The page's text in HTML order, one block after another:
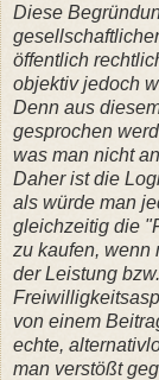
Diese
öffentlich
objektiv jedoch
Denn aus
gesprochen
was man nicht
Daher ist die
als würde man
gleichzeitig die
zu kaufen, wenn
der Leistung
von einem
echte,
man verstößt